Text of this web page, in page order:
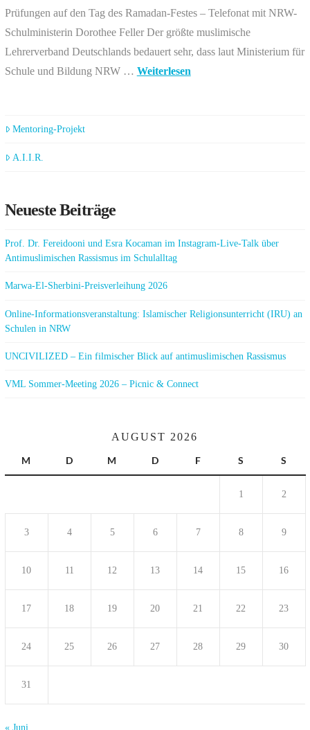
Prüfungen auf den Tag des Ramadan-Festes – Telefonat mit NRW-
Schulministerin Dorothee Feller Der größte muslimische
Lehrerverband Deutschlands bedauert sehr, dass laut Ministerium für
Schule und Bildung NRW … Weiterlesen
Mentoring-Projekt
A.I.I.R.
Neueste Beiträge
Prof. Dr. Fereidooni und Esra Kocaman im Instagram-Live-Talk über
Antimuslimischen Rassismus im Schulalltag
Marwa-El-Sherbini-Preisverleihung 2026
Online-Informationsveranstaltung: Islamischer Religionsunterricht (IRU) an
Schulen in NRW
UNCIVILIZED – Ein filmischer Blick auf antimuslimischen Rassismus
VML Sommer-Meeting 2026 – Picnic & Connect
AUGUST 2026
M
D M D F S S
1 2
3 4 5 6 7 8 9
10 11 12 13 14 15 16
17 18 19 20 21 22 23
24 25 26 27 28 29 30
31
« Juni